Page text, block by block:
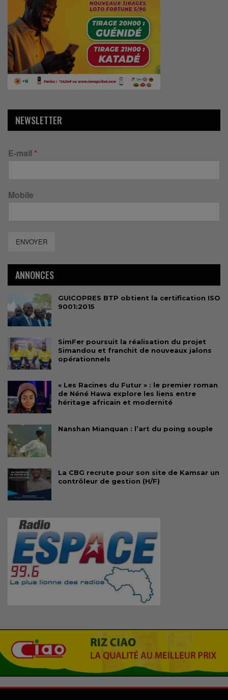
NEWSLETTER
E-mail *
Mobile
ENVOYER
ANNONCES
GUICOPRES BTP obtient la certification ISO
9001:2015
SimFer poursuit la réalisation du projet
Simandou et franchit de nouveaux jalons
opérationnels
« Les Racines du Futur » : le premier roman
de Néné Hawa explore les liens entre
héritage africain et modernité
Nanshan Mianquan : l’art du poing souple
La CBG recrute pour son site de Kamsar un
contrôleur de gestion (H/F)